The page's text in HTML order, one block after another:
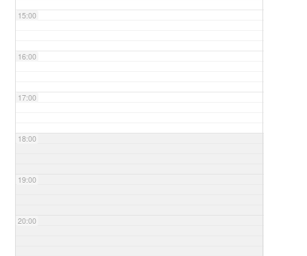
15:00
16:00
17:00
18:00
19:00
20:00